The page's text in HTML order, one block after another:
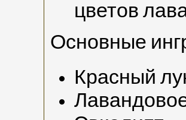
цветов
Основные
Красный